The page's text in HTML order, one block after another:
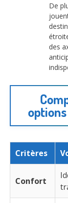
De
des
Critères
Confort